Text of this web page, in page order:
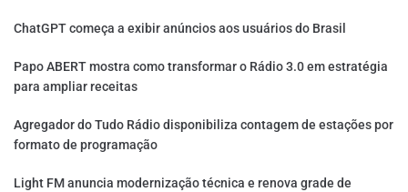
ChatGPT começa a exibir anúncios aos usuários do Brasil
Papo ABERT mostra como transformar o Rádio 3.0 em estratégia
para ampliar receitas
Agregador do Tudo Rádio disponibiliza contagem de estações por
formato de programação
Light FM anuncia modernização técnica e renova grade de